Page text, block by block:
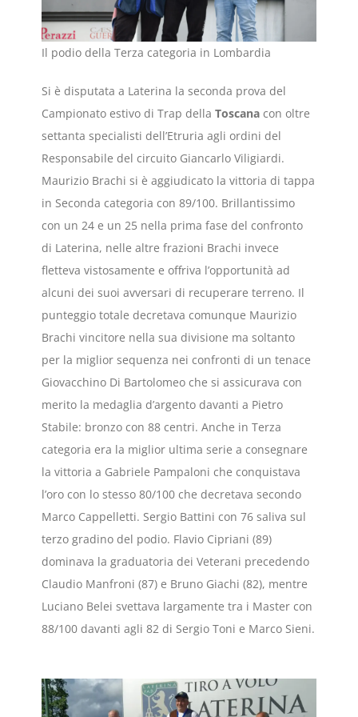
Il podio della Terza categoria in Lombardia
Si è disputata a Laterina la seconda prova del
Campionato estivo di Trap dellaToscana con oltre
settanta specialisti dell’Etruria agli ordini del
Responsabile del circuito Giancarlo Viligiardi.
Maurizio Brachi si è aggiudicato la vittoria di tappa
in Seconda categoria con 89/100. Brillantissimo
con un 24 e un 25 nella prima fase del confronto
di Laterina, nelle altre frazioni Brachi invece
fletteva vistosamente e offriva l’opportunità ad
alcuni dei suoi avversari di recuperare terreno. Il
punteggio totale decretava comunque Maurizio
Brachi vincitore nella sua divisione ma soltanto
per la miglior sequenza nei confronti di un tenace
Giovacchino Di Bartolomeo che si assicurava con
merito la medaglia d’argento davanti a Pietro
Stabile: bronzo con 88 centri. Anche in Terza
categoria era la miglior ultima serie a consegnare
la vittoria a Gabriele Pampaloni che conquistava
l’oro con lo stesso 80/100 che decretava secondo
Marco Cappelletti. Sergio Battini con 76 saliva sul
terzo gradino del podio. Flavio Cipriani (89)
dominava la graduatoria dei Veterani precedendo
Claudio Manfroni (87) e Bruno Giachi (82), mentre
Luciano Belei svettava largamente tra i Master con
88/100 davanti agli 82 di Sergio Toni e Marco Sieni.